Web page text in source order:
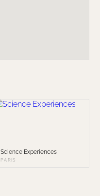
Science Experiences
PARIS